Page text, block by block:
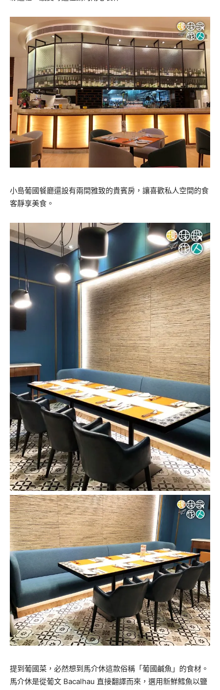
小島葡國餐廳還設有兩間雅致的貴賓房，讓喜歡私人空間的食
客靜享美食。
提到葡國菜，必然想到馬介休這款俗稱「葡國鹹魚」的食材。
馬介休是從葡文 Bacalhau 直接翻譯而來，選用新鮮鱈魚以鹽